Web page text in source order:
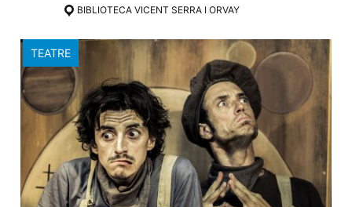
BIBLIOTECA VICENT SERRA I ORVAY
TEATRE